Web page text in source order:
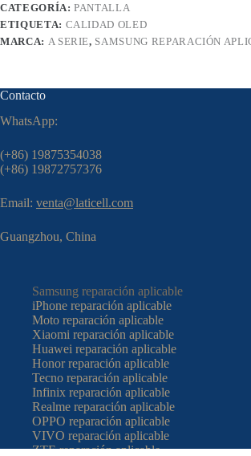
CATEGORÍA:PANTALLA
ETIQUETA: CALIDAD OLED
MARCA: A SERIE, SAMSUNG REPARACIÓN
Contacto
WhatsApp:
(+86) 19875354038
(+86) 19872757376
Email: venta@laticell.com
Guangzhou, China
Samsung reparación aplicable
iPhone reparación aplicable
Moto reparación aplicable
Xiaomi reparación aplicable
Huawei reparación aplicable
Honor reparación aplicable
Tecno reparación aplicable
Infinix reparación aplicable
Realme reparación aplicable
OPPO reparación aplicable
VIVO reparación aplicable
ZTE reparación aplicable